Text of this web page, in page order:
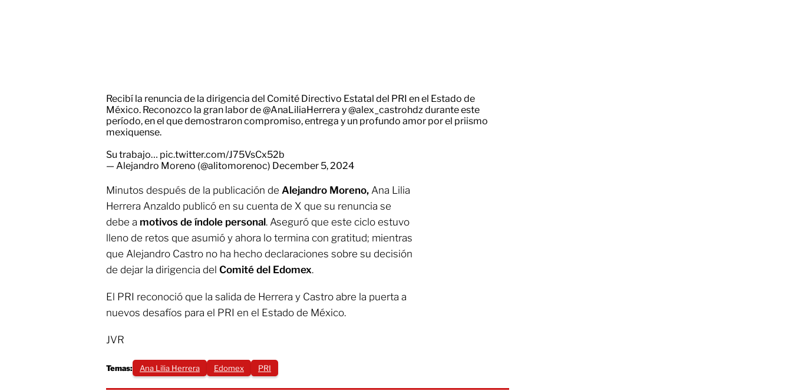
Recibí la renuncia de la dirigencia del Comité Directivo Estatal del PRI en el Estado de
México. Reconozco la gran labor de@AnaLiliaHerrera y@alex_castrohdz durante este
período, en el que demostraron compromiso, entrega y un profundo amor por el priismo
mexiquense.
Su trabajo… pic.twitter.com/J75VsCx52b
— Alejandro Moreno (@alitomorenoc) December 5, 2024
Minutos después de la publicación de Alejandro Moreno, Ana Lilia
Herrera Anzaldo publicó en su cuenta de X que su renuncia se
debe a motivos de índole personal. Aseguró que este ciclo estuvo
lleno de retos que asumió y ahora lo termina con gratitud; mientras
que Alejandro Castro no ha hecho declaraciones sobre su decisión
de dejar la dirigencia del Comité del Edomex.
El PRI reconoció que la salida de Herrera y Castro abre la puerta a
nuevos desafíos para el PRI en el Estado de México.
JVR
Temas: Ana Lilia Herrera Edomex PRI